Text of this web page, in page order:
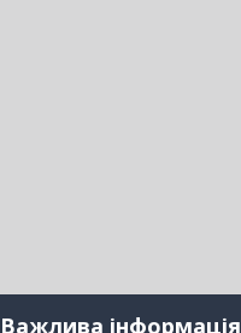
Важлива інформація